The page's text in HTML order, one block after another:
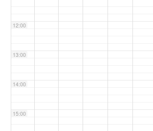
12:00
13:00
14:00
15:00